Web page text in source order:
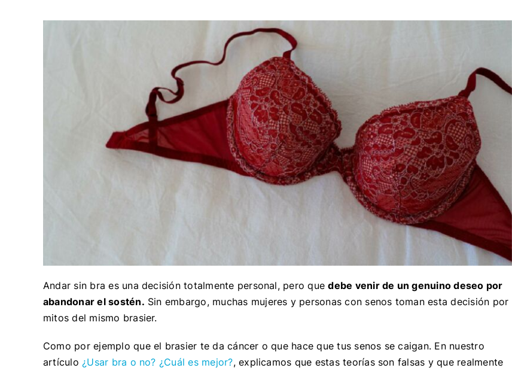
Andar sin bra es una decisión totalmente personal, pero quedebe venir de un genuino deseo por
abandonar el sostén. Sin embargo, muchas mujeres y personas con senos toman esta decisión por
mitos del mismo brasier.
Como por ejemplo que el brasier te da cáncer o que hace que tus senos se caigan. En nuestro
artículo ¿Usar bra o no? ¿Cuál es mejor?, explicamos que estas teorías son falsas y que realmente